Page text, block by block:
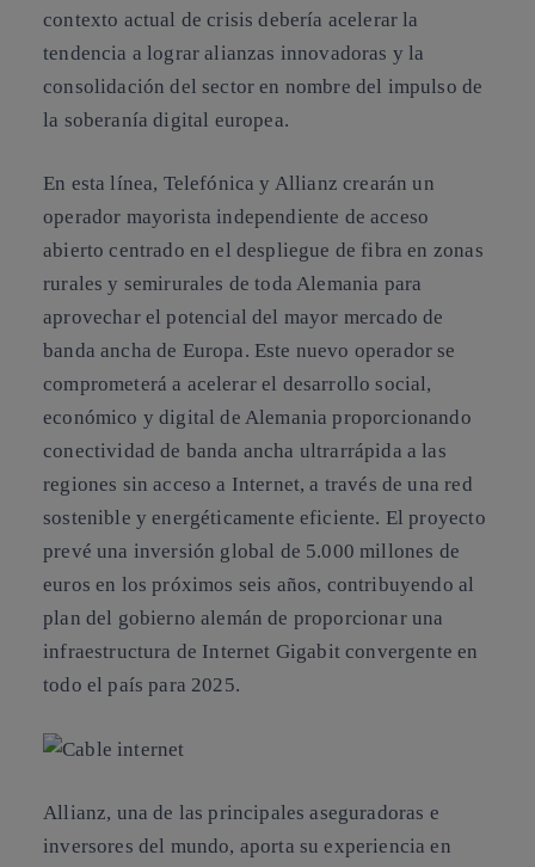
contexto actual de crisis debería acelerar la
tendencia a lograr alianzas innovadoras y la
consolidación del sector en nombre del impulso de
la soberanía digital europea.
En esta línea, Telefónica y Allianz crearán un
operador mayorista independiente de acceso
abierto centrado en el despliegue de fibra en zonas
rurales y semirurales de toda Alemania para
aprovechar el potencial del mayor mercado de
banda ancha de Europa. Este nuevo operador se
comprometerá a acelerar el desarrollo social,
económico y digital de Alemania proporcionando
conectividad de banda ancha ultrarrápida a las
regiones sin acceso a Internet, a través de una red
sostenible y energéticamente eficiente. El proyecto
prevé una inversión global de 5.000 millones de
euros en los próximos seis años, contribuyendo al
plan del gobierno alemán de proporcionar una
infraestructura de Internet Gigabit convergente en
todo el país para 2025.
Allianz, una de las principales aseguradoras e
inversores del mundo, aporta su experiencia en